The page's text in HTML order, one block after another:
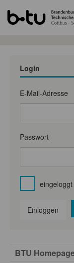
Login
E-Mail-Adresse
Passwort
Einloggen
BTU